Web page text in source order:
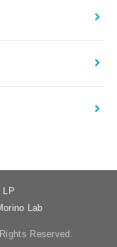
LP
Lab
Reserved.